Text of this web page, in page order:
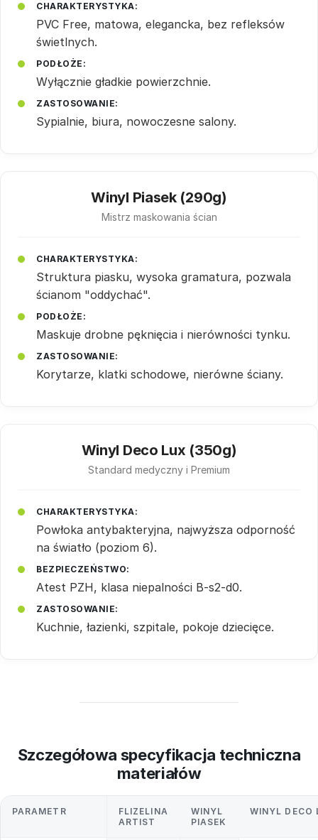
CHARAKTERYSTYKA:
PVC Free, matowa, elegancka, bez refleksów
świetlnych.
PODŁOŻE:
Wyłącznie gładkie powierzchnie.
ZASTOSOWANIE:
Sypialnie, biura, nowoczesne salony.
Winyl Piasek (290g)
Mistrz maskowania ścian
CHARAKTERYSTYKA:
Struktura piasku, wysoka gramatura, pozwala
ścianom "oddychać".
PODŁOŻE:
Maskuje drobne pęknięcia i nierówności tynku.
ZASTOSOWANIE:
Korytarze, klatki schodowe, nierówne ściany.
Winyl Deco Lux (350g)
Standard medyczny i Premium
CHARAKTERYSTYKA:
Powłoka antybakteryjna, najwyższa odporność
na światło (poziom 6).
BEZPIECZEŃSTWO:
Atest PZH, klasa niepalności B-s2-d0.
ZASTOSOWANIE:
Kuchnie, łazienki, szpitale, pokoje dziecięce.
Szczegółowa specyfikacja techniczna
materiałów
PARAMETR
FLIZELINA
ARTIST
WINYL
PIASEK
WINYL DECO